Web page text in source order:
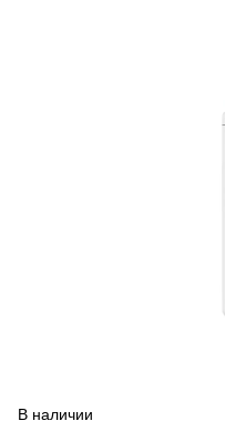
В наличии